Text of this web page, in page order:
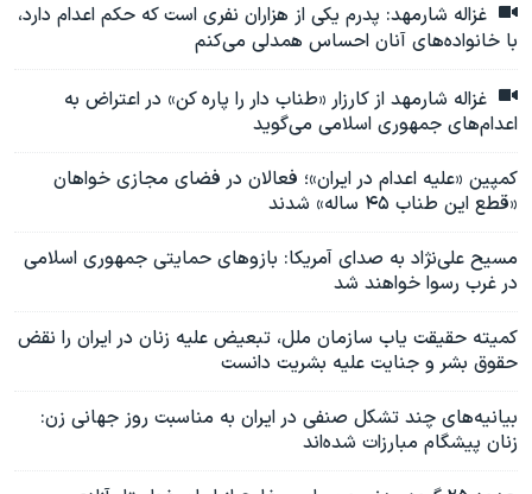
غزاله شارمهد: پدرم یکی از هزاران نفری است که حکم اعدام دارد،
با خانواده‌‌های آنان احساس همدلی می‌کنم
غزاله شارمهد از کارزار «طناب دار را پاره کن» در اعتراض به
اعدام‌های جمهوری اسلامی می‌گوید
کمپین «علیه اعدام در ایران»؛ فعالان در فضای مجازی خواهان
«قطع این طناب ۴۵ ساله» شدند
مسیح علی‌نژاد به صدای آمریکا: بازوهای حمایتی جمهوری اسلامی
در غرب رسوا خواهند شد
کمیته حقیقت یاب سازمان ملل، تبعیض علیه زنان در ایران را نقض
حقوق بشر و جنایت علیه بشریت دانست
بیانیه‌های چند تشکل‌ صنفی در ایران به مناسبت روز جهانی زن:
زنان پیشگام مبارزات شده‌اند